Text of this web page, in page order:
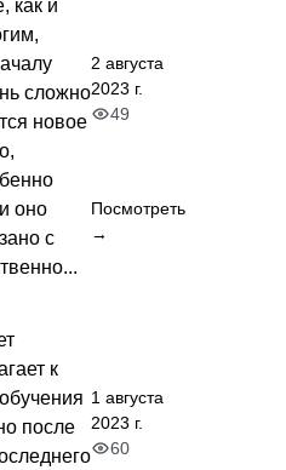
как и
сложно
новое
оно
с
2 августа
2023 г.
49
Посмотреть
→
к
после
1 августа
2023 г.
60